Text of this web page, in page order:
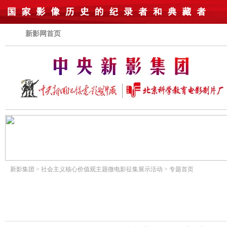
新影网首页
新影集团 > 社会主义核心价值观主题微电影征集展示活动 > 专题首页